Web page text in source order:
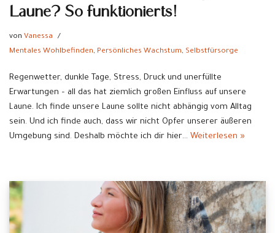
Laune? So funktionierts!
von Vanessa
Mentales Wohlbefinden, Persönliches Wachstum, Selbstfürsorge
Regenwetter, dunkle Tage, Stress, Druck und unerfüllte
Erwartungen – all das hat ziemlich großen Einfluss auf unsere
Laune. Ich finde unsere Laune sollte nicht abhängig vom Alltag
sein. Und ich finde auch, dass wir nicht Opfer unserer äußeren
Umgebung sind. Deshalb möchte ich dir hier… Weiterlesen »